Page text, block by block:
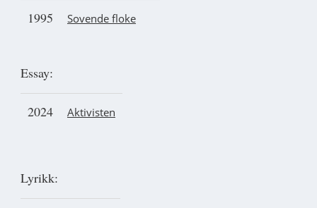
1995 Sovende floke
Essay:
2024 Aktivisten
Lyrikk: